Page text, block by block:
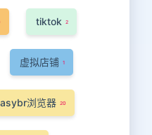
tiktok 2
虚拟店铺 1
浏览器 20